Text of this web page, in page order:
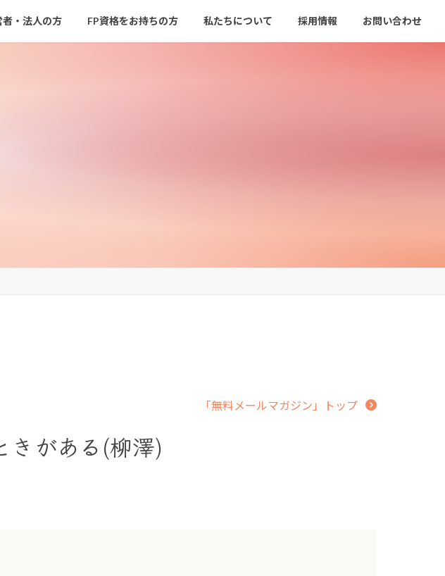
者・法人の方 FP資格をお持ちの方 私たちについて 採用情報 お問い合わせ
「無料メールマガジン」トップ
がある(柳澤)